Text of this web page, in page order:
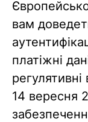
вам
платіжні
14 вересня